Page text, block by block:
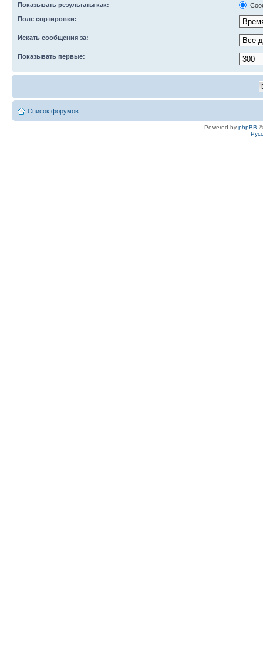
Показывать результаты как:
Поле сортировки:
Искать сообщения за:
Показывать первые:
Список форумов
Powered by phpBB